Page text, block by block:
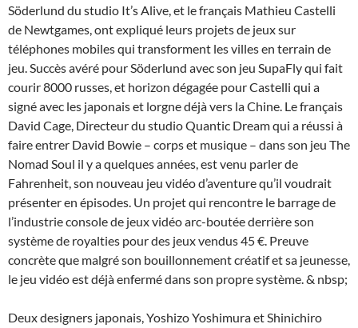
Söderlund du studio It’s Alive, et le français Mathieu Castelli
de Newtgames, ont expliqué leurs projets de jeux sur
téléphones mobiles qui transforment les villes en terrain de
jeu. Succès avéré pour Söderlund avec son jeu SupaFly qui fait
courir 8000 russes, et horizon dégagée pour Castelli qui a
signé avec les japonais et lorgne déjà vers la Chine. Le français
David Cage, Directeur du studio Quantic Dream qui a réussi à
faire entrer David Bowie – corps et musique – dans son jeu The
Nomad Soul il y a quelques années, est venu parler de
Fahrenheit, son nouveau jeu vidéo d’aventure qu’il voudrait
présenter en épisodes. Un projet qui rencontre le barrage de
l’industrie console de jeux vidéo arc-boutée derrière son
système de royalties pour des jeux vendus 45 €. Preuve
concrète que malgré son bouillonnement créatif et sa jeunesse,
le jeu vidéo est déjà enfermé dans son propre système. & nbsp;
Deux designers japonais, Yoshizo Yoshimura et Shinichiro